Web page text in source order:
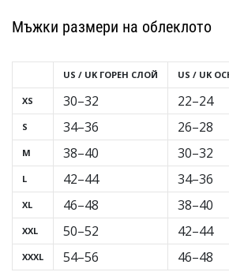
•
1 мин. четене
Партньорска
програма
WeplayVolleyball
Имате
ли
собствен
уебсайт,
блог,
Facebook
страница
или
дискусионен
Мъжки размери на облеклото
XS
S
M
L
XL
XXL
XXXL
US / UK ГОРЕН СЛОЙ
30–32
34–36
38–40
42–44
46–48
50–52
54–56
US / UK
22–24
26–28
30–32
34–36
38–40
42–44
46–48